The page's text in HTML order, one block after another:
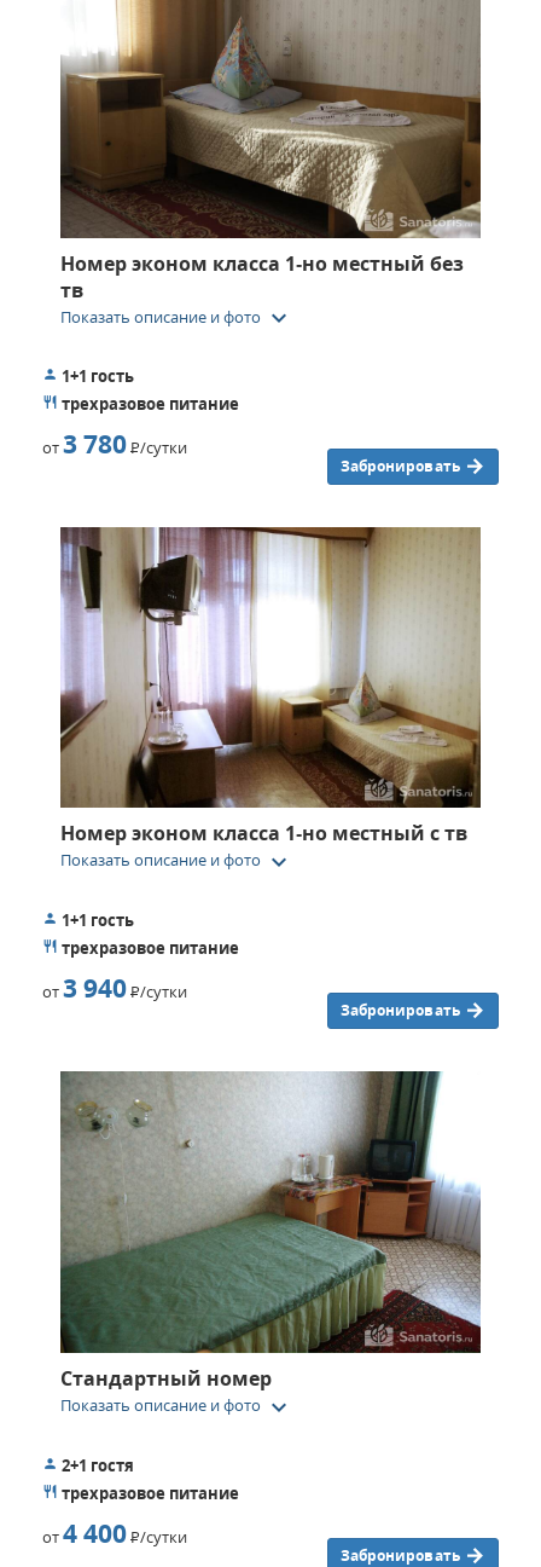
Номер эконом класса 1‑но местный без
тв
Показать описание и фото keyboard_arrow_down
1+1 гость
трехразовое питание
от3 780Р/сутки
Забронировать
Номер эконом класса 1‑но местный с тв
Показать описание и фото keyboard_arrow_down
1+1 гость
трехразовое питание
от3 940Р/сутки
Забронировать
Стандартный номер
Показать описание и фото keyboard_arrow_down
2+1 гостя
трехразовое питание
от4 400Р/сутки
Забронировать